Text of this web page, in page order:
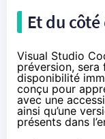
Et du
Visual Studio
préversion, sera
disponibilité
conçu pour
avec une
ainsi qu’une
présents dans